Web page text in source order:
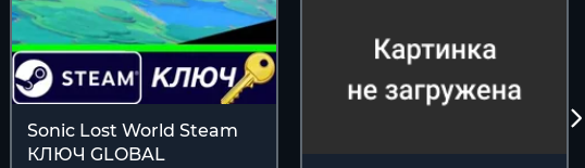
Sonic Lost World Steam
КЛЮЧ GLOBAL